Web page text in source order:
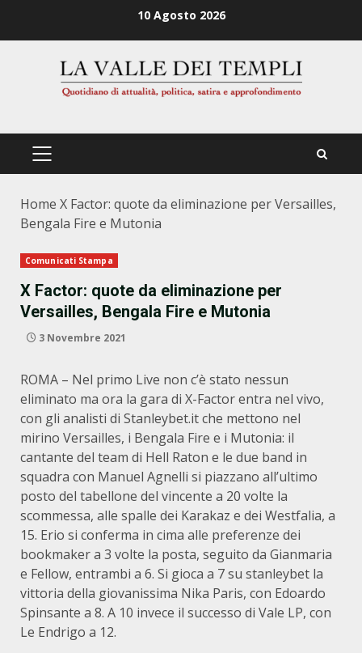
10 Agosto 2026
PRIMÄRES
Home X Factor: quote da eliminazione per Versailles,
Bengala Fire e Mutonia
Comunicati Stampa
X Factor: quote da eliminazione per
Versailles, Bengala Fire e Mutonia
3 Novembre 2021
ROMA – Nel primo Live non c’è stato nessun
eliminato ma ora la gara di X-Factor entra nel vivo,
con gli analisti di Stanleybet.it che mettono nel
mirino Versailles, i Bengala Fire e i Mutonia: il
cantante del team di Hell Raton e le due band in
squadra con Manuel Agnelli si piazzano all’ultimo
posto del tabellone del vincente a 20 volte la
scommessa, alle spalle dei Karakaz e dei Westfalia, a
15. Erio si conferma in cima alle preferenze dei
bookmaker a 3 volte la posta, seguito da Gianmaria
e Fellow, entrambi a 6. Si gioca a 7 su stanleybet la
vittoria della giovanissima Nika Paris, con Edoardo
Spinsante a 8. A 10 invece il successo di Vale LP, con
Le Endrigo a 12.